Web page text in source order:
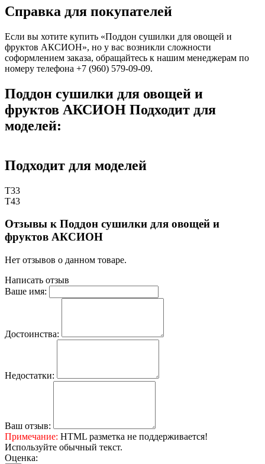
Справка для покупателей
Если вы хотите купить «Поддон сушилки для овощей и
фруктов АКСИОН», но у вас возникли сложности
соформлением заказа, обращайтесь к нашим менеджерам по
номеру телефона +7 (960) 579-09-09.
Поддон сушилки для овощей и
фруктов АКСИОН Подходит для
моделей:
Подходит для моделей
Т33
Т43
Отзывы к Поддон сушилки для овощей и
фруктов АКСИОН
Нет отзывов о данном товаре.
Написать отзыв
Ваше имя:
Достоинства:
Недостатки:
Ваш отзыв:
Примечание: HTML разметка не поддерживается!
Используйте обычный текст.
Оценка: